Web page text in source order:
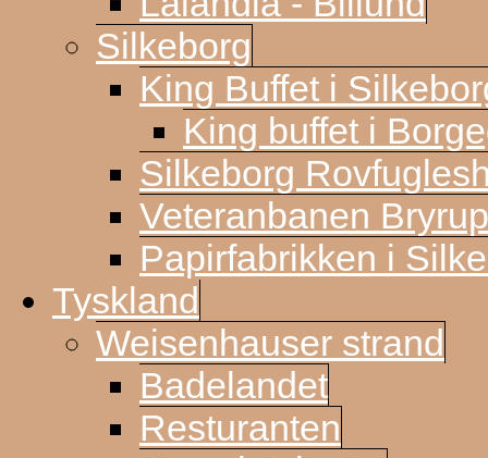
Silkeborg
King Buffet i
King buffet i
Silkeborg
Veteranbanen
Papirfabrikken i
Tyskland
Weisenhauser strand
Badelandet
Resturanten